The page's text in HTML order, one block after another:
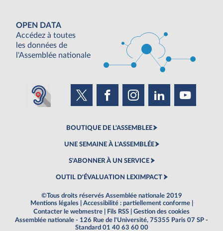
OPEN DATA
Accédez à toutes
les données de
l'Assemblée nationale
BOUTIQUE DE L'ASSEMBLEE
UNE SEMAINE À L'ASSEMBLÉE
S'ABONNER À UN SERVICE
OUTIL D'ÉVALUATION LEXIMPACT
©Tous droits réservés Assemblée nationale 2019
Mentions légales
Accessibilité : partiellement conforme
Contacter le webmestre
Fils RSS
Gestion des cookies
Assemblée nationale - 126 Rue de l'Université, 75355 Paris 07 SP -
Standard 01 40 63 60 00